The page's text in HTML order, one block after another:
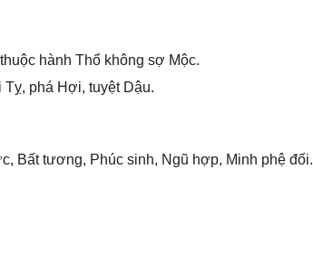
hành Thổ khônɡ ѕợ Mộc.
phá Hợi, tuyệt Dậu.
Bất tương, Phúc ѕinh, Ngũ hợp, Minh phệ đối.